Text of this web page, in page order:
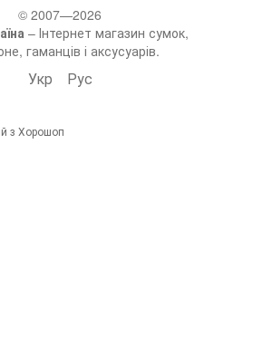
© 2007—2026
– Інтернет магазин сумок,
гаманців і аксусуарів.
Укр Рус
з Хорошоп